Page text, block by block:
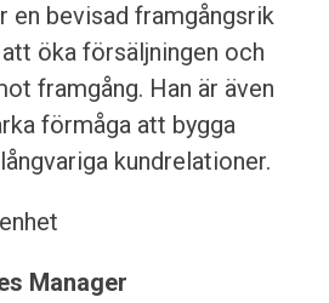
en bevisad framgångsrik
öka försäljningen och
framgång. Han är även
förmåga att bygga
kundrelationer.
Manager